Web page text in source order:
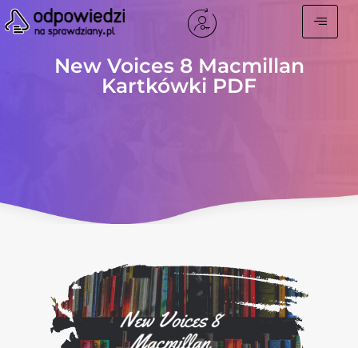
New Voices 8 Macmillan
Kartkówki PDF